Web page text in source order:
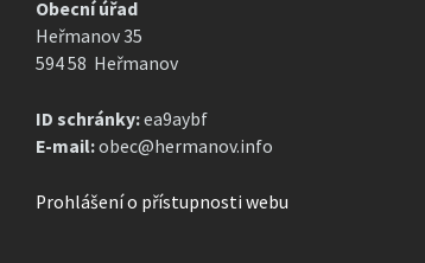
Obecní úřad
Heřmanov 35
594 58 Heřmanov
ID schránky:ea9aybf
E-mail:obec@hermanov.info
Prohlášení o přístupnosti webu